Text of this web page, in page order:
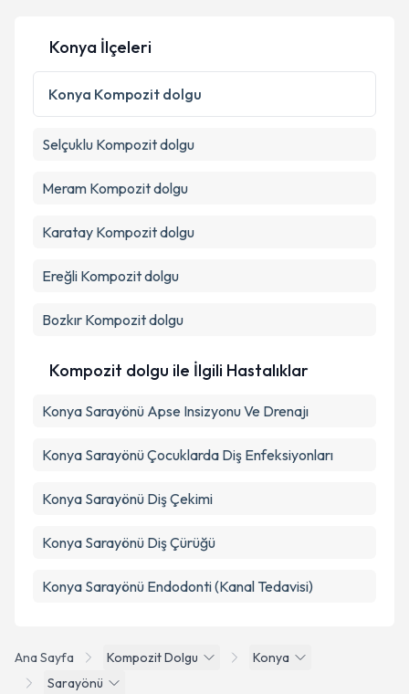
Ana Sayfa Kompozit Dolgu
Konya
Sarayönü
Konya İlçeleri
Konya Kompozit dolgu
Selçuklu Kompozit dolgu
Meram Kompozit dolgu
Karatay Kompozit dolgu
Ereğli Kompozit dolgu
Bozkır Kompozit dolgu
Kompozit dolgu ile İlgili Hastalıklar
Konya Sarayönü Apse Insizyonu Ve Drenajı
Konya Sarayönü Çocuklarda Diş Enfeksiyonları
Konya Sarayönü Diş Çekimi
Konya Sarayönü Diş Çürüğü
Konya Sarayönü Endodonti (Kanal Tedavisi)